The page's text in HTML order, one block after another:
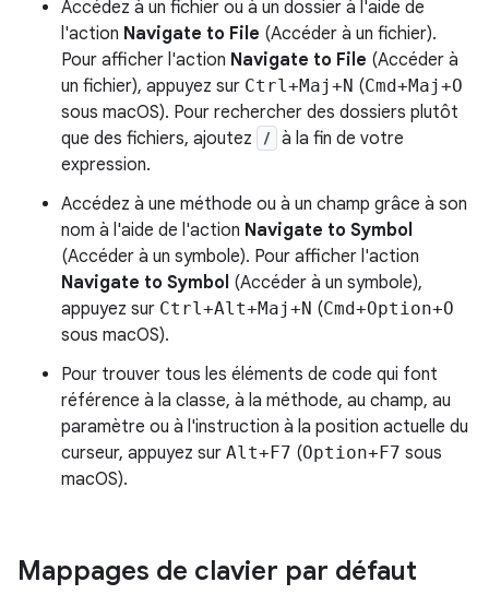
Accédez à un fichier ou à un dossier à l'aide de
l'action Navigate to File (Accéder à un fichier).
Pour afficher l'action Navigate to File (Accéder à
un fichier), appuyez sur Ctrl+Maj+N (Cmd+Maj+O
sous macOS). Pour rechercher des dossiers plutôt
que des fichiers, ajoutez
/ à la fin de votre
expression.
Accédez à une méthode ou à un champ grâce à son
nom à l'aide de l'action Navigate to Symbol
(Accéder à un symbole). Pour afficher l'action
Navigate to Symbol (Accéder à un symbole),
appuyez sur Ctrl+Alt+Maj+N (Cmd+Option+O
sous macOS).
Pour trouver tous les éléments de code qui font
référence à la classe, à la méthode, au champ, au
paramètre ou à l'instruction à la position actuelle du
curseur, appuyez sur Alt+F7 (Option+F7 sous
macOS).
Mappages de clavier par défaut